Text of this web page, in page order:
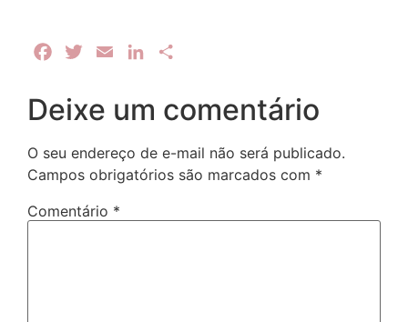
FacebookTwitterEmail LinkedIn
Deixe um comentário
O seu endereço de e-mail não será publicado.
Campos obrigatórios são marcados com *
Comentário *